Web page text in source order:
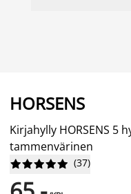
HORSENS
Kirjahylly HORSENS 5
tammenvärinen





 (37)